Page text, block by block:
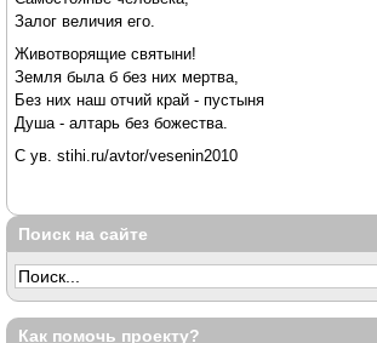
Залог величия его.
Животворящие святыни!
Земля была б без них мертва,
Без них наш отчий край - пустыня
Душа - алтарь без божества.
С ув. stihi.ru/avtor/vesenin2010
Поиск на сайте
Как помочь проекту?